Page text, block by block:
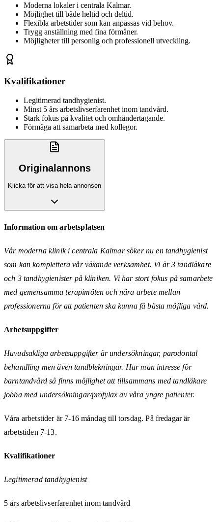
Moderna lokaler i centrala Kalmar.
Möjlighet till både heltid och deltid.
Flexibla arbetstider som kan anpassas vid behov.
Trygg anställning med fina förmåner.
Möjligheter till personlig och professionell utveckling.
Kvalifikationer
Legitimerad tandhygienist.
Minst 5 års arbetslivserfarenhet inom tandvård.
Stark fokus på kvalitet och omhändertagande.
Förmåga att samarbeta med kollegor.
Originalannons
Klicka för att visa hela annonsen
Information om arbetsplatsen
Vår moderna klinik i centrala Kalmar söker nu en tandhygienist
som kan komplettera vår växande verksamhet. Vi är 3 tandläkare
och 3 tandhygienister på kliniken. Vi har stort fokus på samarbete
med gemensamma terapimöten och nära arbete mellan
professionerna för att patienten ska kunna få bästa möjliga vård.
Arbetsuppgifter
Huvudsakliga arbetsuppgifter är undersökningar, parodontal
behandling men även tandblekningar. Har man intresse för
barntandvård så finns möjlighet att tillsammans med tandläkare
jobba med undersökningar/profylax av våra yngre patienter.
Våra arbetstider är 7-16 måndag till torsdag. På fredagar är
arbetstiden 7-13.
Kvalifikationer
Legitimerad tandhygienist
5 års arbetslivserfarenhet inom tandvård